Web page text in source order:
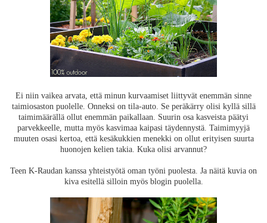
Ei niin vaikea arvata, että minun kurvaamiset liittyvät enemmän sinne
taimiosaston puolelle. Onneksi on tila-auto. Se peräkärry olisi kyllä sillä
taimimäärällä ollut enemmän paikallaan. Suurin osa kasveista päätyi
parvekkeelle, mutta myös kasvimaa kaipasi täydennystä. Taimimyyjä
muuten osasi kertoa, että kesäkukkien menekki on ollut erityisen suurta
huonojen kelien takia. Kuka olisi arvannut?
Teen K-Raudan kanssa yhteistyötä oman työni puolesta. Ja näitä kuvia on
kiva esitellä silloin myös blogin puolella.